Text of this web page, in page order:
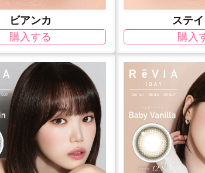
ビアンカ
購入する
ステ
購入